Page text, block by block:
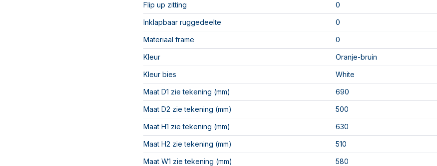
Flip up zitting 0
Inklapbaar ruggedeelte 0
Materiaal frame 0
Kleur Oranje-bruin
Kleur bies White
Maat D1 zie tekening (mm) 690
Maat D2 zie tekening (mm) 500
Maat H1 zie tekening (mm) 630
Maat H2 zie tekening (mm) 510
Maat W1 zie tekening (mm) 580